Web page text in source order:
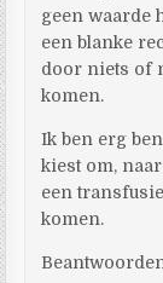
geen waarde
een blanke
door niets of
komen.
Ik ben erg
kiest om,
een
komen.